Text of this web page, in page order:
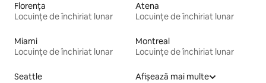
Florența
Locuințe de închiriat lunar
Atena
Locuințe de închiriat lunar
Miami
Locuințe de închiriat lunar
Montreal
Locuințe de închiriat lunar
Seattle
Afișează mai multe